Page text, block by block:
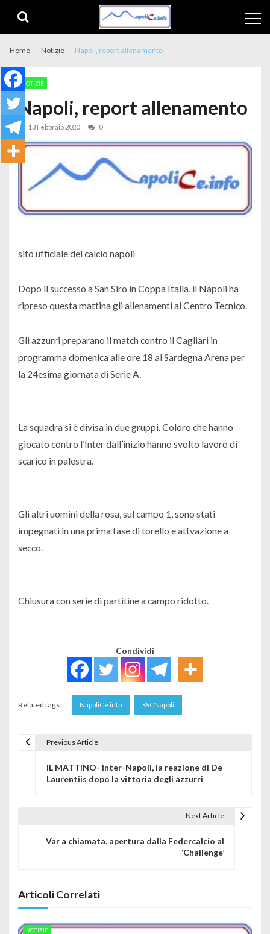
Home Notizie Napoli, report allenamento
NOTIZIE
Napoli, report allenamento
13 Febbraio 2020 0
sito ufficiale del calcio napoli
Dopo il successo a San Siro in Coppa Italia, il Napoli ha
ripreso questa mattina gli allenamenti al Centro Tecnico.
Gli azzurri preparano il match contro il Cagliari in
programma domenica alle ore 18 al Sardegna Arena per
la 24esima giornata di Serie A.
La squadra si è divisa in due gruppi. Coloro che hanno
giocato contro l’Inter dall’inizio hanno svolto lavoro di
scarico in palestra.
Gli altri uomini della rosa, sul campo 1, sono stati
impegnati in una prima fase di torello e attvazione a
secco.
Chiusura con serie di partitine a campo ridotto.
Condividi
Related tags : NapoliCe.info SSCNapoli
Previous Article
IL MATTINO- Inter-Napoli, la reazione di De
Laurentiis dopo la vittoria degli azzurri
Next Article
Var a chiamata, apertura dalla Federcalcio al
‘Challenge’
Articoli Correlati
NOTIZIE